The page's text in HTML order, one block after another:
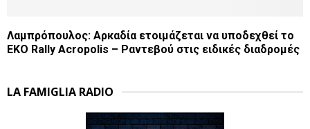
Λαμπρόπουλος: Αρκαδία ετοιμάζεται να υποδεχθεί το
EKO Rally Acropolis – Ραντεβού στις ειδικές διαδρομές
LA FAMIGLIA RADIO